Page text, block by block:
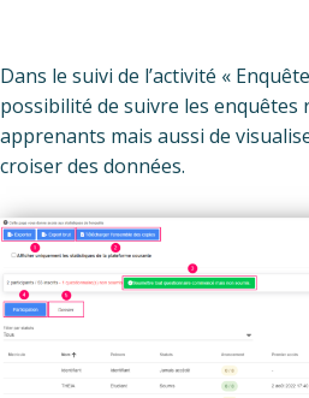
Dans le suivi de l’activité «
possibilité de suivre les enquêtes
apprenants mais aussi de
croiser des données.